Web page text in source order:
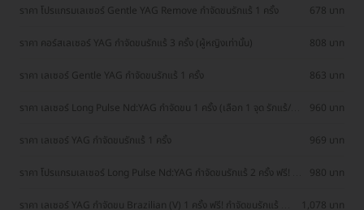
ราคา โปรแกรมเลเซอร์ Gentle YAG Remove กำจัดขนรักแร้ 1 ครั้ง 678 บาท
ราคา คอร์สเลเซอร์ YAG กำจัดขนรักแร้ 3 ครั้ง (ผู้หญิงเท่านั้น) 808 บาท
ราคา เลเซอร์ Gentle YAG กำจัดขนรักแร้ 1 ครั้ง 863 บาท
ราคา เลเซอร์ Long Pulse Nd:YAG กำจัดขน 1 ครั้ง (เลือก 1 จุด รักแร้/
960 บาท
ราคา เลเซอร์ YAG กำจัดขนรักแร้ 1 ครั้ง 969 บาท
ราคา โปรแกรมเลเซอร์ Long Pulse Nd:YAG กำจัดขนรักแร้ 2 ครั้ง ฟรี! 2
980 บาท
ราคา เลเซอร์ YAG กำจัดขน Brazilian (V) 1 ครั้ง ฟรี! กำจัดขนรักแร้ 1
1,078 บาท